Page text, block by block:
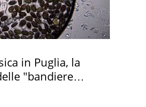
in Puglia, la
"bandiere